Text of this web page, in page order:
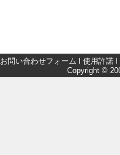
お問い合わせフォーム 使用許諾
Copyright ©